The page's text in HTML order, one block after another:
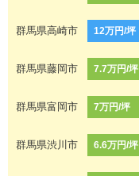
群馬県高崎市 12万円/坪
群馬県藤岡市 7.7万円/坪
群馬県富岡市 7万円/坪
群馬県渋川市 6.6万円/坪